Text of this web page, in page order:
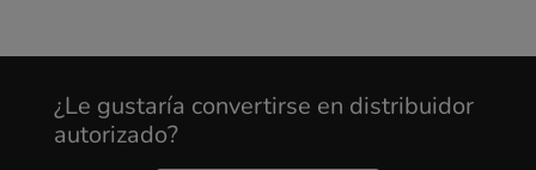
¿Le gustaría convertirse en distribuidor
autorizado?